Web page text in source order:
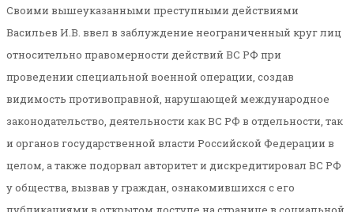
Своими вышеуказанными преступными действиями
Васильев И.В. ввел в заблуждение неограниченный круг лиц
относительно правомерности действий ВС РФ при
проведении специальной военной операции, создав
видимость противоправной, нарушающей международное
законодательство, деятельности как ВС РФ в отдельности, так
и органов государственной власти Российской Федерации в
целом, а также подорвал авторитет и дискредитировал ВС РФ
у общества, вызвав у граждан, ознакомившихся с его